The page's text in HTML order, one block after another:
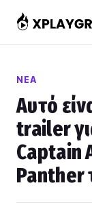
στο
περιεχόμενο
ΝΈΑ
Αυτό
trailer
Captain
Panther